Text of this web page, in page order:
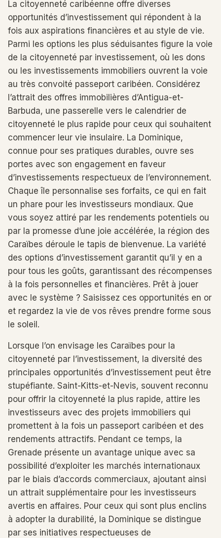
La citoyenneté caribéenne offre diverses
opportunités d’investissement qui répondent à la
fois aux aspirations financières et au style de vie.
Parmi les options les plus séduisantes figure la voie
de la citoyenneté par investissement, où les dons
ou les investissements immobiliers ouvrent la voie
au très convoité passeport caribéen. Considérez
l’attrait des offres immobilières d’Antigua-et-
Barbuda, une passerelle vers le calendrier de
citoyenneté le plus rapide pour ceux qui souhaitent
commencer leur vie insulaire. La Dominique,
connue pour ses pratiques durables, ouvre ses
portes avec son engagement en faveur
d’investissements respectueux de l’environnement.
Chaque île personnalise ses forfaits, ce qui en fait
un phare pour les investisseurs mondiaux. Que
vous soyez attiré par les rendements potentiels ou
par la promesse d’une joie accélérée, la région des
Caraïbes déroule le tapis de bienvenue. La variété
des options d’investissement garantit qu’il y en a
pour tous les goûts, garantissant des récompenses
à la fois personnelles et financières. Prêt à jouer
avec le système ? Saisissez ces opportunités en or
et regardez la vie de vos rêves prendre forme sous
le soleil.
Lorsque l’on envisage les Caraïbes pour la
citoyenneté par l’investissement, la diversité des
principales opportunités d’investissement peut être
stupéfiante. Saint-Kitts-et-Nevis, souvent reconnu
pour offrir la citoyenneté la plus rapide, attire les
investisseurs avec des projets immobiliers qui
promettent à la fois un passeport caribéen et des
rendements attractifs. Pendant ce temps, la
Grenade présente un avantage unique avec sa
possibilité d’exploiter les marchés internationaux
par le biais d’accords commerciaux, ajoutant ainsi
un attrait supplémentaire pour les investisseurs
avertis en affaires. Pour ceux qui sont plus enclins
à adopter la durabilité, la Dominique se distingue
par ses initiatives respectueuses de